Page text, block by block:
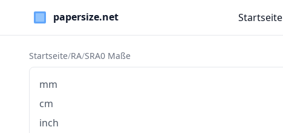
Paper Sizes Startseite
Startseite/RA/SRA0 Maße
mm
cm
inch